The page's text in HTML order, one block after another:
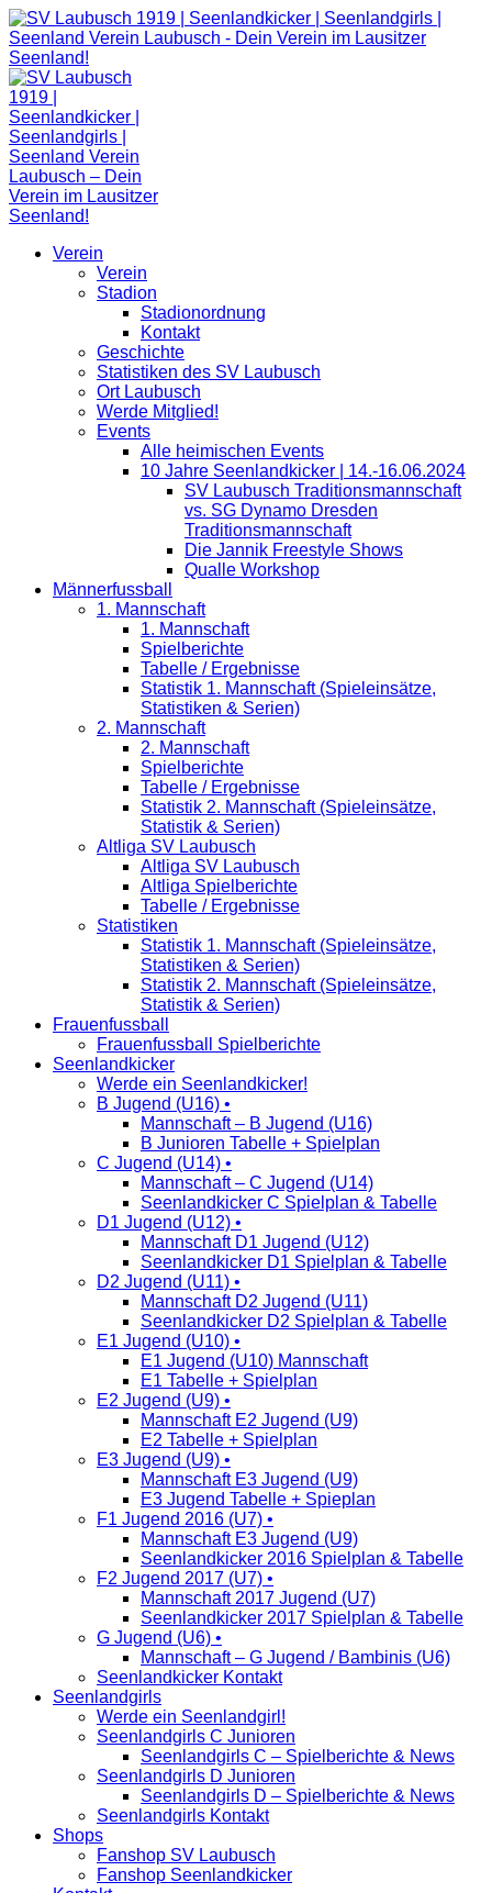
Zum
Inhalt
springen
Verein
Verein
Stadion
Stadionordnung
Kontakt
Geschichte
Statistiken des SV Laubusch
Ort Laubusch
Werde Mitglied!
Events
Alle heimischen Events
10 Jahre Seenlandkicker | 14.-16.06.2024
SV Laubusch Traditionsmannschaft
vs. SG Dynamo Dresden
Traditionsmannschaft
Die Jannik Freestyle Shows
Qualle Workshop
Männerfussball
1. Mannschaft
1. Mannschaft
Spielberichte
Tabelle / Ergebnisse
Statistik 1. Mannschaft (Spieleinsätze,
Statistiken & Serien)
2. Mannschaft
2. Mannschaft
Spielberichte
Tabelle / Ergebnisse
Statistik 2. Mannschaft (Spieleinsätze,
Statistik & Serien)
Altliga SV Laubusch
Altliga SV Laubusch
Altliga Spielberichte
Tabelle / Ergebnisse
Statistiken
Statistik 1. Mannschaft (Spieleinsätze,
Statistiken & Serien)
Statistik 2. Mannschaft (Spieleinsätze,
Statistik & Serien)
Frauenfussball
Frauenfussball Spielberichte
Seenlandkicker
Werde ein Seenlandkicker!
B Jugend (U16) •
Mannschaft – B Jugend (U16)
B Junioren Tabelle + Spielplan
C Jugend (U14) •
Mannschaft – C Jugend (U14)
Seenlandkicker C Spielplan & Tabelle
D1 Jugend (U12) •
Mannschaft D1 Jugend (U12)
Seenlandkicker D1 Spielplan & Tabelle
D2 Jugend (U11) •
Mannschaft D2 Jugend (U11)
Seenlandkicker D2 Spielplan & Tabelle
E1 Jugend (U10) •
E1 Jugend (U10) Mannschaft
E1 Tabelle + Spielplan
E2 Jugend (U9) •
Mannschaft E2 Jugend (U9)
E2 Tabelle + Spielplan
E3 Jugend (U9) •
Mannschaft E3 Jugend (U9)
E3 Jugend Tabelle + Spieplan
F1 Jugend 2016 (U7) •
Mannschaft E3 Jugend (U9)
Seenlandkicker 2016 Spielplan & Tabelle
F2 Jugend 2017 (U7) •
Mannschaft 2017 Jugend (U7)
Seenlandkicker 2017 Spielplan & Tabelle
G Jugend (U6) •
Mannschaft – G Jugend / Bambinis (U6)
Seenlandkicker Kontakt
Seenlandgirls
Werde ein Seenlandgirl!
Seenlandgirls C Junioren
Seenlandgirls C – Spielberichte & News
Seenlandgirls D Junioren
Seenlandgirls D – Spielberichte & News
Seenlandgirls Kontakt
Shops
Fanshop SV Laubusch
Fanshop Seenlandkicker